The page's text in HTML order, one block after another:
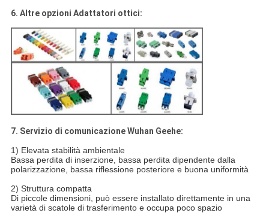
6. Altre opzioni Adattatori ottici:
7. Servizio di comunicazione Wuhan Geehe:
1) Elevata stabilità ambientale
Bassa perdita di inserzione, bassa perdita dipendente dalla
polarizzazione, bassa riflessione posteriore e buona uniformità
2) Struttura compatta
Di piccole dimensioni, può essere installato direttamente in una
varietà di scatole di trasferimento e occupa poco spazio